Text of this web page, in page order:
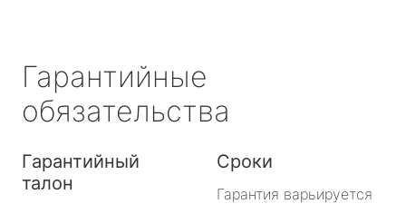
Гарантийные
обязательства
Гарантийный
талон
Сроки
Гарантия варьируется